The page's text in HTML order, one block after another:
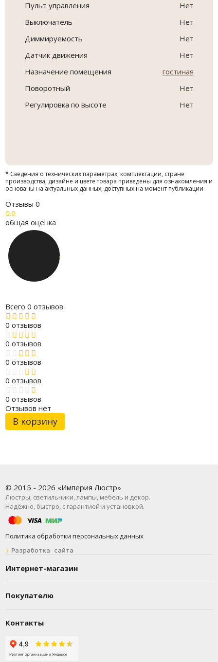
Пульт управления
Нет
Выключатель
Нет
Диммируемость
Нет
Датчик движения
Нет
Назначение помещения
гостиная
Поворотный
Нет
Регулировка по высоте
Нет
* Сведения о технических параметрах, комплектации, стране
производства, дизайне и цвете товара приведены для ознакомления и
основаны на актуальных данных, доступных на момент публикации
Отзывы 0
0.0
общая оценка
Всего 0 отзывов
0 отзывов
0 отзывов
0 отзывов
0 отзывов
0 отзывов
Отзывов нет
В корзину
© 2015 - 2026 «Империя Люстр»
Люстры, светильники, лампы, мебель и декор.
Надёжно, быстро, с гарантией и установкой.
Политика обработки персональных данных
❯ Разработка сайта
Интернет-магазин
Покупателю
Контакты